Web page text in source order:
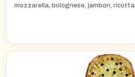
mozzarella, bolognese, jambon, ricotta